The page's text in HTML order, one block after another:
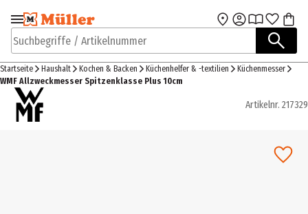
Zur Navigation
springen
Zum Hauptinhalt
Suchbegriffe / Artikelnummer
Startseite Haushalt Kochen & Backen Küchenhelfer & -textilien
Küchenmesser
WMF Allzweckmesser Spitzenklasse Plus 10cm
Artikelnr. 217329